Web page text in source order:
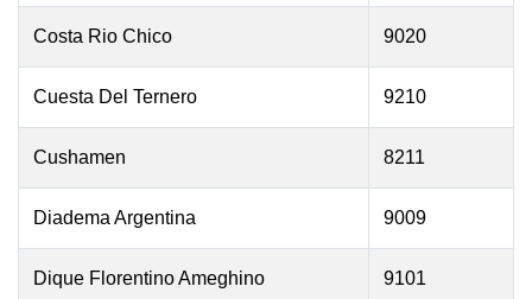
Costa Rio Chico 9020
Cuesta Del Ternero 9210
Cushamen 8211
Diadema Argentina 9009
Dique Florentino Ameghino 9101